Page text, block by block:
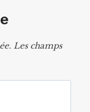
Les champs